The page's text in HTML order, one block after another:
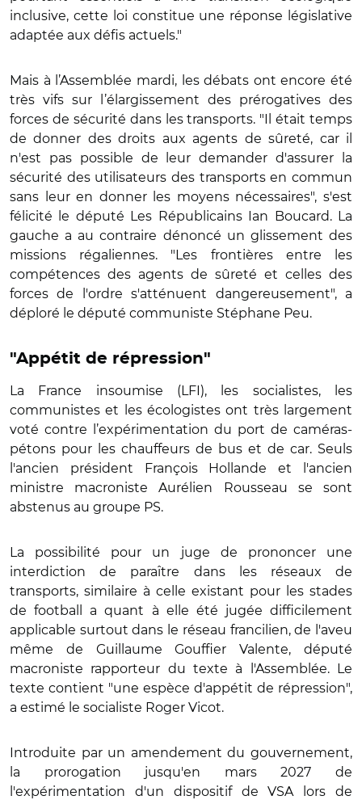
inclusive, cette loi constitue une réponse législative
adaptée aux défis actuels."
Mais à l’Assemblée mardi, les débats ont encore été
très vifs sur l’élargissement des prérogatives des
forces de sécurité dans les transports. "Il était temps
de donner des droits aux agents de sûreté, car il
n'est pas possible de leur demander d'assurer la
sécurité des utilisateurs des transports en commun
sans leur en donner les moyens nécessaires", s'est
félicité le député Les Républicains Ian Boucard. La
gauche a au contraire dénoncé un glissement des
missions régaliennes. "Les frontières entre les
compétences des agents de sûreté et celles des
forces de l'ordre s'atténuent dangereusement", a
déploré le député communiste Stéphane Peu.
"Appétit de répression"
La France insoumise (LFI), les socialistes, les
communistes et les écologistes ont très largement
voté contre l’expérimentation du port de caméras-
pétons pour les chauffeurs de bus et de car. Seuls
l'ancien président François Hollande et l'ancien
ministre macroniste Aurélien Rousseau se sont
abstenus au groupe PS.
La possibilité pour un juge de prononcer une
interdiction de paraître dans les réseaux de
transports, similaire à celle existant pour les stades
de football a quant à elle été jugée difficilement
applicable surtout dans le réseau francilien, de l'aveu
même de Guillaume Gouffier Valente, député
macroniste rapporteur du texte à l'Assemblée. Le
texte contient "une espèce d'appétit de répression",
a estimé le socialiste Roger Vicot.
Introduite par un amendement du gouvernement,
la prorogation jusqu'en mars 2027 de
l'expérimentation d'un dispositif de VSA lors de